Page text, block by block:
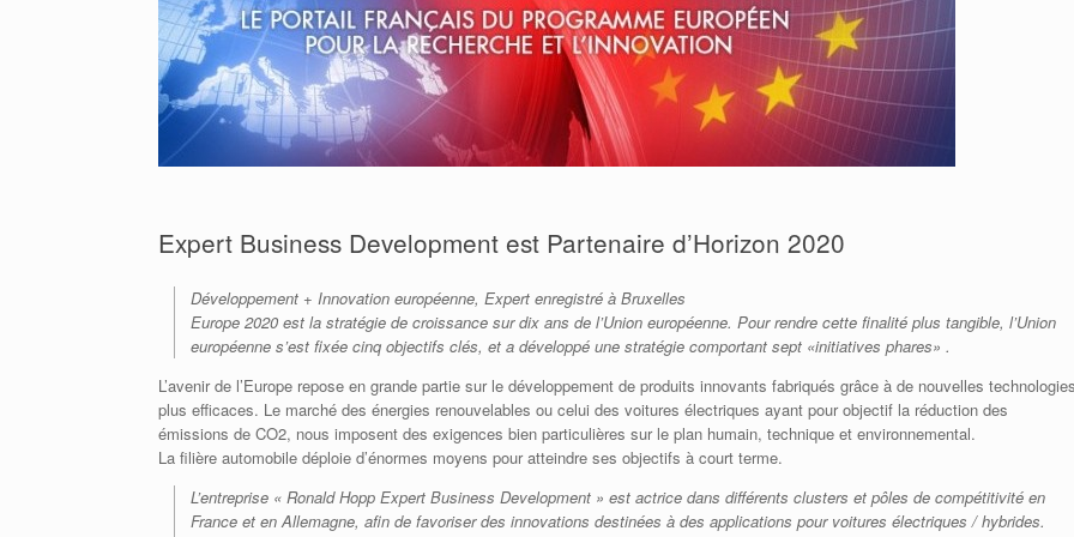
Expert Business Development est Partenaire d’Horizon 2020
Développement + Innovation européenne, Expert enregistré à Bruxelles
Europe 2020 est la stratégie de croissance sur dix ans de l’Union européenne. Pour rendre cette finalité plus tangible, l’Union
européenne s’est fixée cinq objectifs clés, et a développé une stratégie comportant sept «initiatives phares» .
L’avenir de l’Europe repose en grande partie sur le développement de produits innovants fabriqués grâce à de nouvelles
plus efficaces. Le marché des énergies renouvelables ou celui des voitures électriques ayant pour objectif la réduction des
émissions de CO2, nous imposent des exigences bien particulières sur le plan humain, technique et environnemental.
La filière automobile déploie d’énormes moyens pour atteindre ses objectifs à court terme.
L’entreprise « Ronald Hopp Expert Business Development » est actrice dans différents clusters et pôles de compétitivité en
France et en Allemagne, afin de favoriser des innovations destinées à des applications pour voitures électriques / hybrides.